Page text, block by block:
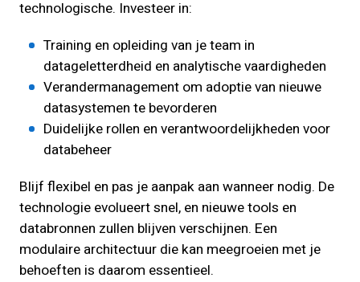
technologische. Investeer in:
Training en opleiding van je team in
datageletterdheid en analytische vaardigheden
Verandermanagement om adoptie van nieuwe
datasystemen te bevorderen
Duidelijke rollen en verantwoordelijkheden voor
databeheer
Blijf flexibel en pas je aanpak aan wanneer nodig. De
technologie evolueert snel, en nieuwe tools en
databronnen zullen blijven verschijnen. Een
modulaire architectuur die kan meegroeien met je
behoeften is daarom essentieel.